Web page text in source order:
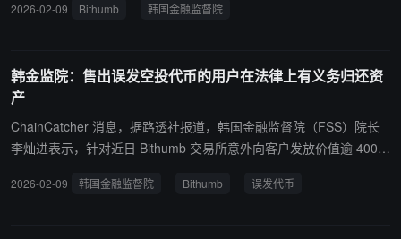
机套现、并通过加密货币进行洗钱的换汇行为实施精准打击。
枚比特币，此次误发暴露了“账簿交易”在缺乏安全保障的情况下交易
法》中加入可撤销或限制准入许可的条款，以加强对交易所内部控制
的监管。 该事件发生于 2 月 6 日，Bithumb 在发放奖励时误向 249
名客户每人发放 2000 枚比特币（原计划为 2000 韩元），总计涉及
62 万枚比特币，按当时价格计算价值约 61 万亿韩元（约 450 亿美
出。
2026-02-09 Bithumb 韩国金融监督院
韩金监院：售出误发空投代币的用户在法律上有义务归还资
产
ChainCatcher 消息，据路透社报道，韩国金融监督院（FSS）院长
李灿进表示，针对近日 Bithumb 交易所意外向客户发放价值逾 400
强监管。李灿进强调，售出误发代币的用户在法律上有义务归还资
2026-02-09 韩国金融监督院 Bithumb 误发代币